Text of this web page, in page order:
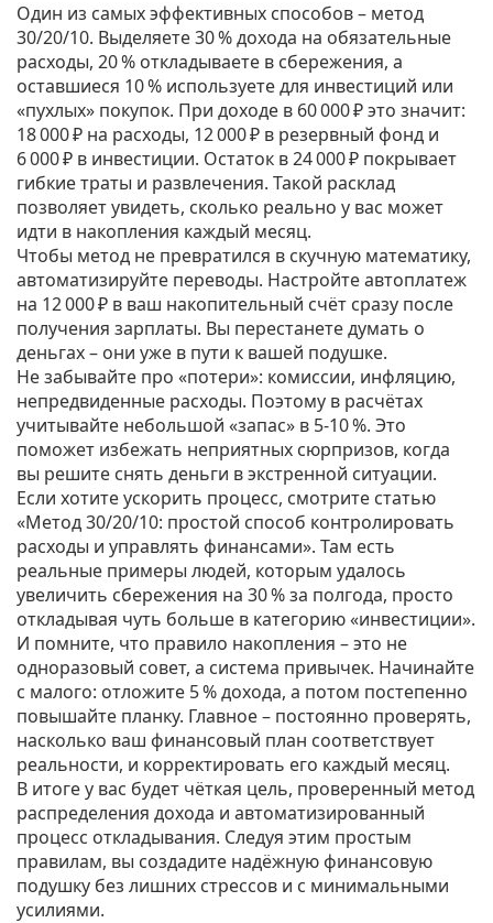
Один из самых эффективных способов – метод
30/20/10. Выделяете 30 % дохода на обязательные
расходы, 20 % откладываете в сбережения, а
оставшиеся 10 % используете для инвестиций или
«пухлых» покупок. При доходе в 60 000 ₽ это значит:
18 000 ₽ на расходы, 12 000 ₽ в резервный фонд и
6 000 ₽ в инвестиции. Остаток в 24 000 ₽ покрывает
гибкие траты и развлечения. Такой расклад
позволяет увидеть, сколько реально у вас может
идти в накопления каждый месяц.
Чтобы метод не превратился в скучную математику,
автоматизируйте переводы. Настройте автоплатеж
на 12 000 ₽ в ваш накопительный счёт сразу после
получения зарплаты. Вы перестанете думать о
деньгах – они уже в пути к вашей подушке.
Не забывайте про «потери»: комиссии, инфляцию,
непредвиденные расходы. Поэтому в расчётах
учитывайте небольшой «запас» в 5‑10 %. Это
поможет избежать неприятных сюрпризов, когда
вы решите снять деньги в экстренной ситуации.
Если хотите ускорить процесс, смотрите статью
«Метод 30/20/10: простой способ контролировать
расходы и управлять финансами». Там есть
реальные примеры людей, которым удалось
увеличить сбережения на 30 % за полгода, просто
откладывая чуть больше в категорию «инвестиции».
И помните, что правило накопления – это не
одноразовый совет, а система привычек. Начинайте
с малого: отложите 5 % дохода, а потом постепенно
повышайте планку. Главное – постоянно проверять,
насколько ваш финансовый план соответствует
реальности, и корректировать его каждый месяц.
В итоге у вас будет чёткая цель, проверенный метод
распределения дохода и автоматизированный
процесс откладывания. Следуя этим простым
правилам, вы создадите надёжную финансовую
подушку без лишних стрессов и с минимальными
усилиями.